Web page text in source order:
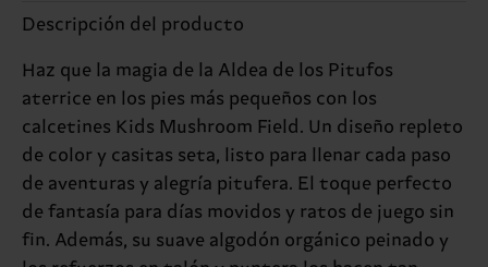
Descripción del producto
Haz que la magia de la Aldea de los Pitufos
aterrice en los pies más pequeños con los
calcetines Kids Mushroom Field. Un diseño repleto
de color y casitas seta, listo para llenar cada paso
de aventuras y alegría pitufera. El toque perfecto
de fantasía para días movidos y ratos de juego sin
fin. Además, su suave algodón orgánico peinado y